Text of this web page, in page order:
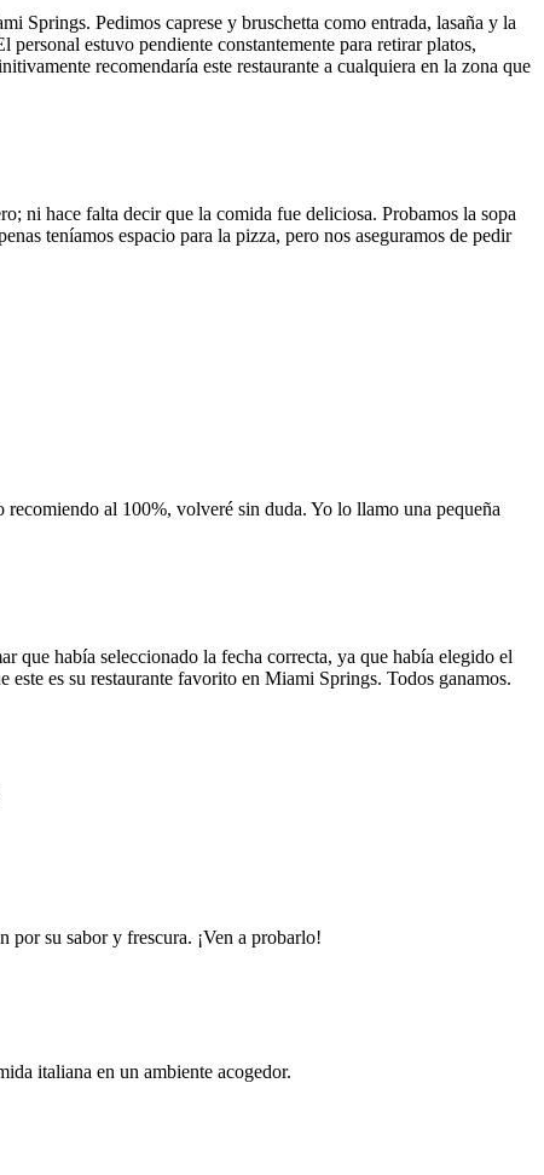
Springs. Pedimos caprese y bruschetta como entrada, lasaña y la
estuvo pendiente constantemente para retirar platos,
recomendaría este restaurante a cualquiera en la zona que
ni hace falta decir que la comida fue deliciosa. Probamos la sopa
teníamos espacio para la pizza, pero nos aseguramos de pedir
al 100%, volveré sin duda. Yo lo llamo una pequeña
había seleccionado la fecha correcta, ya que había elegido el
es su restaurante favorito en Miami Springs. Todos ganamos.
por su sabor y frescura. ¡Ven a probarlo!
italiana en un ambiente acogedor.